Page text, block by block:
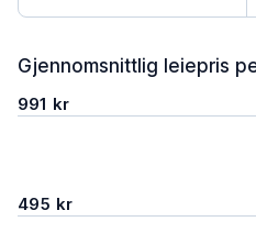
Gjennomsnittlig leiepris
991 kr
495 kr